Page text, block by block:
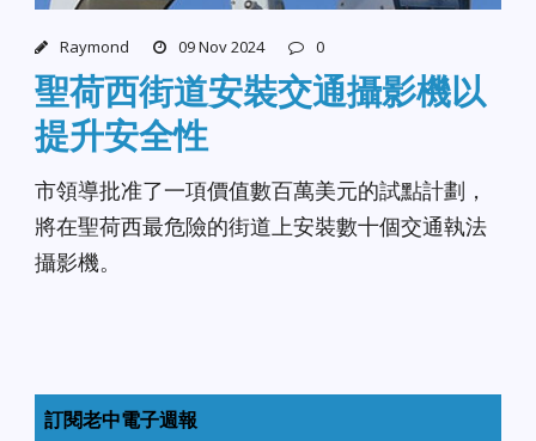
Raymond 09 Nov 2024 0
聖荷西街道安裝交通攝影機以
提升安全性
市領導批准了一項價值數百萬美元的試點計劃，
將在聖荷西最危險的街道上安裝數十個交通執法
攝影機。
訂閱老中電子週報